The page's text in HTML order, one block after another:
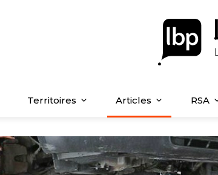
Territoires Articles RSA